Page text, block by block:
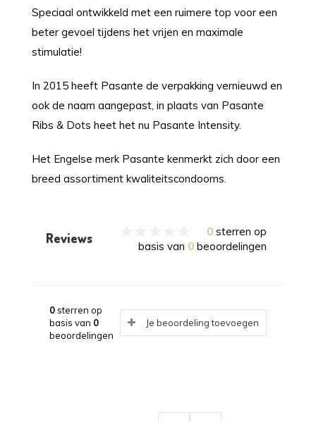
Speciaal ontwikkeld met een ruimere top voor een
beter gevoel tijdens het vrijen en maximale
stimulatie!
In 2015 heeft Pasante de verpakking vernieuwd en
ook de naam aangepast, in plaats van Pasante
Ribs & Dots heet het nu Pasante Intensity.
Het Engelse merk Pasante kenmerkt zich door een
breed assortiment kwaliteitscondooms.
Reviews 0 sterren op
basis van 0 beoordelingen
0sterren op
basis van 0
beoordelingen
Je beoordeling toevoegen